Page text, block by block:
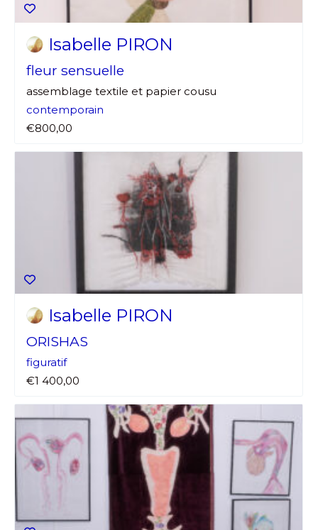
Isabelle PIRON
fleur sensuelle
assemblage textile et papier cousu
contemporain
€800,00
Isabelle PIRON
ORISHAS
figuratif
€1 400,00